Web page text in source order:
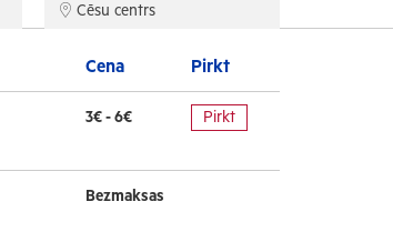
Cēsu centrs
Cena Pirkt
3€ - 6€ Pirkt
Bezmaksas